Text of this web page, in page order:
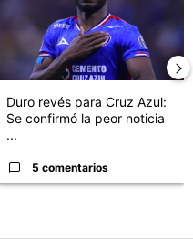
Duro revés para Cruz Azul:
Se confirmó la peor noticia
...
5 comentarios